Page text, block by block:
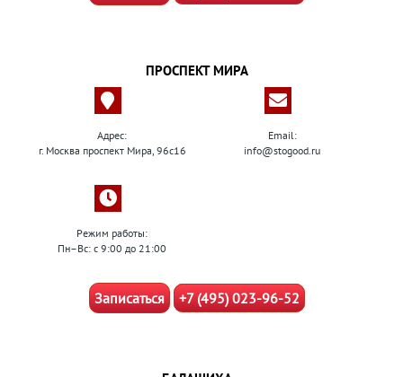
ПРОСПЕКТ МИРА
Адрес:
г. Москва проспект Мира, 96с16
Email:
info@stogood.ru
Режим работы:
Пн–Вс: с 9:00 до 21:00
Записаться +7 (495) 023-96-52